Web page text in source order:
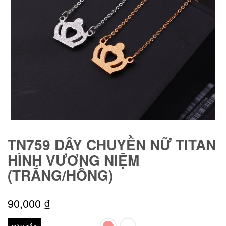
TN759 DÂY CHUYỀN NỮ TITAN
HÌNH VƯƠNG NIỆM
(TRẮNG/HỒNG)
90,000 ₫